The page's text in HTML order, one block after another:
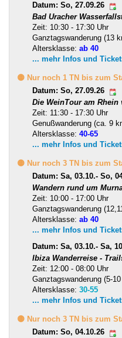
Datum: So, 27.09.26
Bad Uracher
Zeit: 10:30 - 17:30 Uhr
Ganztagswanderung (13
Altersklasse: ab 40
... mehr Infos und
🟡 Nur noch 1 TN bis zum
Datum: So, 27.09.26
Die WeinTour am
Zeit: 11:30 - 17:30 Uhr
Genußwanderung (ca. 9
Altersklasse: 40-65
... mehr Infos und
🟡 Nur noch 3 TN bis zum
Datum: Sa, 03.10.- So,
Wandern rund um
Zeit: 10:00 - 17:00 Uhr
Ganztagswanderung
Altersklasse: ab 40
... mehr Infos und
Datum: Sa, 03.10.- Sa,
Ibiza Wanderreise -
Zeit: 12:00 - 08:00 Uhr
Ganztagswanderung (5-
Altersklasse: 30-55
... mehr Infos und
🟡 Nur noch 3 TN bis zum
Datum: So, 04.10.26